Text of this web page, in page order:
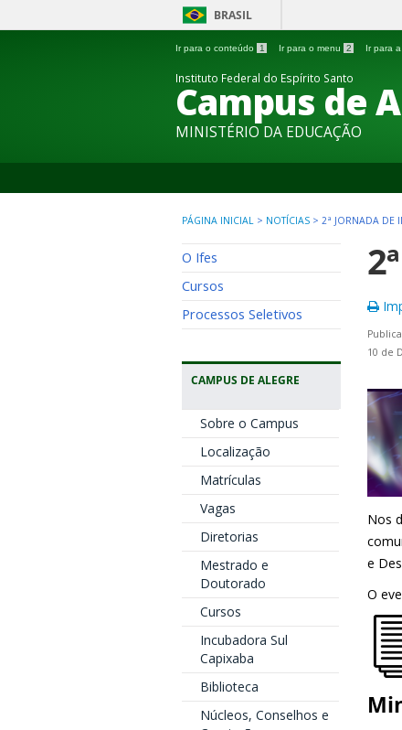
BRASIL
Ir para o conteúdo 1 Ir para o menu 2 Ir para
Instituto Federal do Espírito Santo
Campus de
MINISTÉRIO DA EDUCAÇÃO
PÁGINA INICIAL > NOTÍCIAS > 2ª JORNADA DE
O Ifes
Cursos
Processos Seletivos
CAMPUS DE ALEGRE
Sobre o Campus
Localização
Matrículas
Vagas
Diretorias
Mestrado e
Doutorado
Cursos
Incubadora Sul
Capixaba
Biblioteca
Núcleos, Conselhos e
10 de
Nos
e
O